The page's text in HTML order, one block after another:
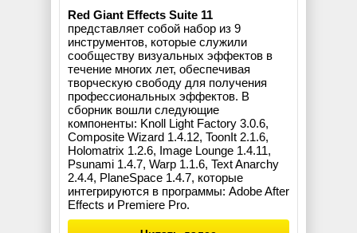
Red Giant Effects Suite 11
представляет собой набор из 9
инструментов, которые служили
сообществу визуальных эффектов в
течение многих лет, обеспечивая
творческую свободу для получения
профессиональных эффектов. В
сборник вошли следующие
компоненты: Knoll Light Factory 3.0.6,
Composite Wizard 1.4.12, ToonIt 2.1.6,
Holomatrix 1.2.6, Image Lounge 1.4.11,
Psunami 1.4.7, Warp 1.1.6, Text Anarchy
2.4.4, PlaneSpace 1.4.7, которые
интегрируются в программы: Adobe After
Effects и Premiere Pro.